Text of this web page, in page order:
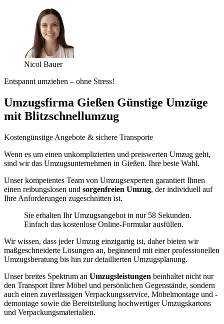
Nicol Bauer
Entspannt umziehen – ohne Stress!
Umzugsfirma Gießen Günstige Umzüge
mit Blitzschnellumzug
Kostengünstige Angebote & sichere Transporte
Wenn es um einen unkomplizierten und preiswerten Umzug geht,
sind wir das Umzugsunternehmen in Gießen. Ihre beste Wahl.
Unser kompetentes Team von Umzugsexperten garantiert Ihnen
einen reibungslosen und sorgenfreien Umzug, der individuell auf
Ihre Anforderungen zugeschnitten ist.
Sie erhalten Ihr Umzugsangebot in nur 58 Sekunden.
Einfach das kostenlose Online-Formular ausfüllen.
Wir wissen, dass jeder Umzug einzigartig ist, daher bieten wir
maßgeschneiderte Lösungen an, beginnend mit einer professionellen
Umzugsberatung bis hin zur detaillierten Umzugsplanung.
Unser breites Spektrum an Umzugsleistungen beinhaltet nicht nur
den Transport Ihrer Möbel und persönlichen Gegenstände, sondern
auch einen zuverlässigen Verpackungsservice, Möbelmontage und -
demontage sowie die Bereitstellung hochwertiger Umzugskartons
und Verpackungsmaterialien.